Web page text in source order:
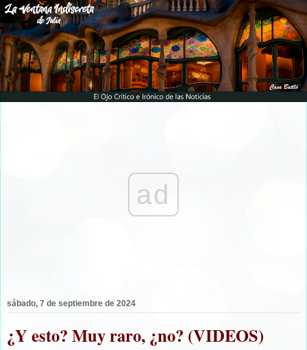
ad
sábado, 7 de septiembre de 2024
¿Y esto? Muy raro, ¿no? (VIDEOS)